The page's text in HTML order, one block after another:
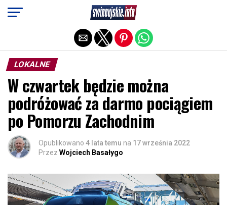
LOKALNE
W czwartek będzie można
podróżować za darmo pociągiem
po Pomorzu Zachodnim
Opublikowano 4 lata temu na 17 września 2022
Przez Wojciech Basałygo
Exit mobile version